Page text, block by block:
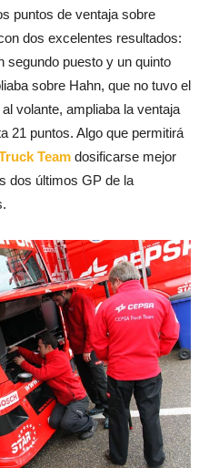
puntos de ventaja sobre
dos excelentes resultados:
segundo puesto y un quinto
sobre Hahn, que no tuvo el
volante, ampliaba la ventaja
21 puntos. Algo que permitirá
Team dosificarse mejor
dos últimos GP de la